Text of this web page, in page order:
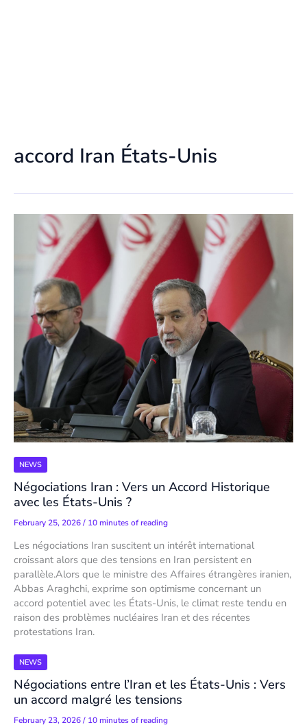
accord Iran États-Unis
NEWS
Négociations Iran : Vers un Accord Historique
avec les États-Unis ?
February 25, 2026/ 10 minutes of reading
Les négociations Iran suscitent un intérêt international
croissant alors que des tensions en Iran persistent en
parallèle.Alors que le ministre des Affaires étrangères iranien,
Abbas Araghchi, exprime son optimisme concernant un
accord potentiel avec les États-Unis, le climat reste tendu en
raison des problèmes nucléaires Iran et des récentes
protestations Iran.
NEWS
Négociations entre l’Iran et les États-Unis : Vers
un accord malgré les tensions
February 23, 2026/ 10 minutes of reading